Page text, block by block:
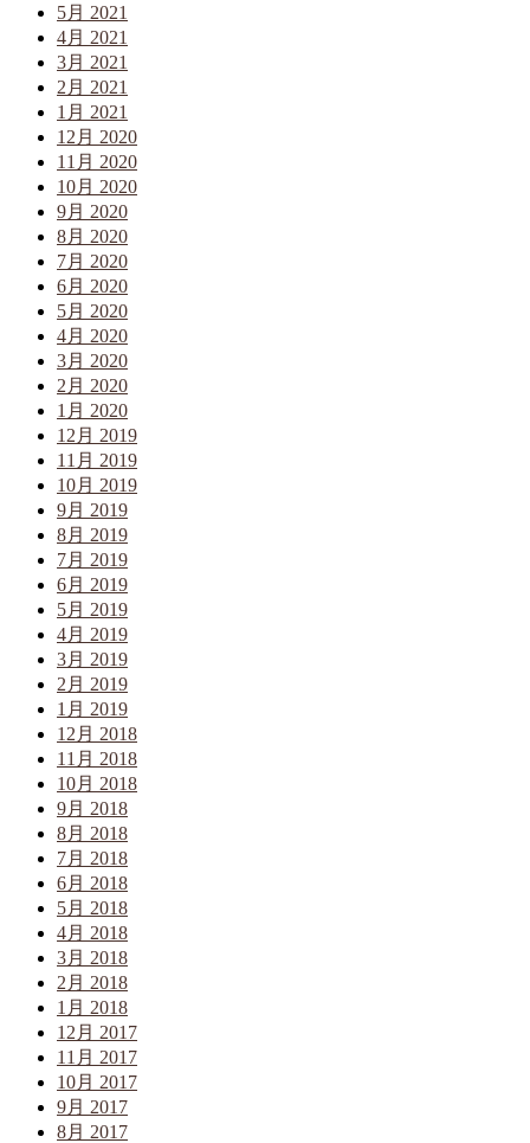
5月 2021
4月 2021
3月 2021
2月 2021
1月 2021
12月 2020
11月 2020
10月 2020
9月 2020
8月 2020
7月 2020
6月 2020
5月 2020
4月 2020
3月 2020
2月 2020
1月 2020
12月 2019
11月 2019
10月 2019
9月 2019
8月 2019
7月 2019
6月 2019
5月 2019
4月 2019
3月 2019
2月 2019
1月 2019
12月 2018
11月 2018
10月 2018
9月 2018
8月 2018
7月 2018
6月 2018
5月 2018
4月 2018
3月 2018
2月 2018
1月 2018
12月 2017
11月 2017
10月 2017
9月 2017
8月 2017